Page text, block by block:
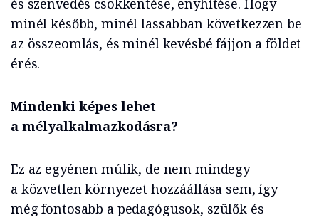
és szenvedés csökkentése, enyhítése. Hogy
minél később, minél lassabban következzen be
az összeomlás, és minél kevésbé fájjon a földet
érés.
Mindenki képes lehet
a mélyalkalmazkodásra?
Ez az egyénen múlik, de nem mindegy
a közvetlen környezet hozzáállása sem, így
még fontosabb a pedagógusok, szülők és